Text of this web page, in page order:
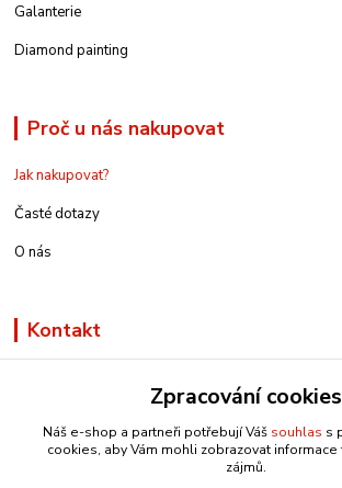
Galanterie
Diamond painting
Proč u nás nakupovat
Jak nakupovat?
Časté dotazy
O nás
Kontakt
info@e-rucniprace.cz
Zpracování cookies
Náš e-shop a partneři potřebují Váš souhlas s
cookies, aby Vám mohli zobrazovat informace
zájmů.